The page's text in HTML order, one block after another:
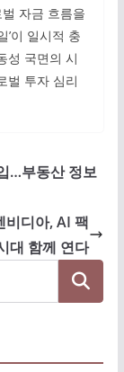
자금 흐름을
’이 일시적 충
성 국면의 시
벌 투자 심리
…부동산 정보
비디아, AI 팩
대 함께 연다